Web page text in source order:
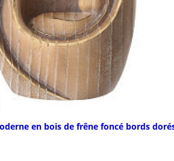
en bois de frêne foncé bords